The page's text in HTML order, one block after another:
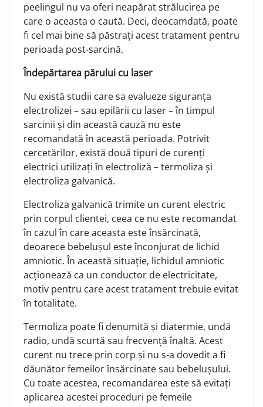
peelingul nu va oferi neapărat strălucirea pe
care o aceasta o caută. Deci, deocamdată, poate
fi cel mai bine să păstrați acest tratament pentru
perioada post-sarcină.
Îndepărtarea părului cu laser
Nu există studii care sa evalueze siguranța
electrolizei – sau epilării cu laser – în timpul
sarcinii și din această cauză nu este
recomandată în această perioada. Potrivit
cercetărilor, există două tipuri de curenți
electrici utilizați în electroliză – termoliza și
electroliza galvanică.
Electroliza galvanică trimite un curent electric
prin corpul clientei, ceea ce nu este recomandat
în cazul în care aceasta este însărcinată,
deoarece bebelușul este înconjurat de li­chid
amniotic. În această situație, lichidul amniotic
acționea­ză ca un conductor de electricitate,
motiv pentru care acest tratament trebuie evitat
în totalitate.
Termoliza poate fi denumită și diatermie, undă
radio, undă scurtă sau frecvență înaltă. Acest
curent nu trece prin corp și nu s-a dovedit a fi
dăunător femeilor însărcinate sau bebelu­șului.
Cu toate acestea, recomandarea este să evitați
aplica­rea acestei proceduri pe femeile